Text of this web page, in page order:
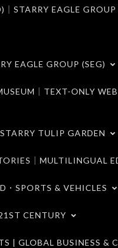
STARRY EAGLE GROUP
EAGLE GROUP (SEG)
｜TEXT-ONLY
TULIP GARDEN
｜MULTILINGUAL
．SPORTS & VEHICLES
CENTURY
| GLOBAL BUSINESS &